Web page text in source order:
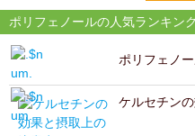
ポリフェノールの人気ランキン
ポリフェノ
ケルセチン